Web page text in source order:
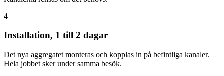
4
Installation, 1 till 2 dagar
Det nya aggregatet monteras och kopplas in på befintliga kanaler.
Hela jobbet sker under samma besök.